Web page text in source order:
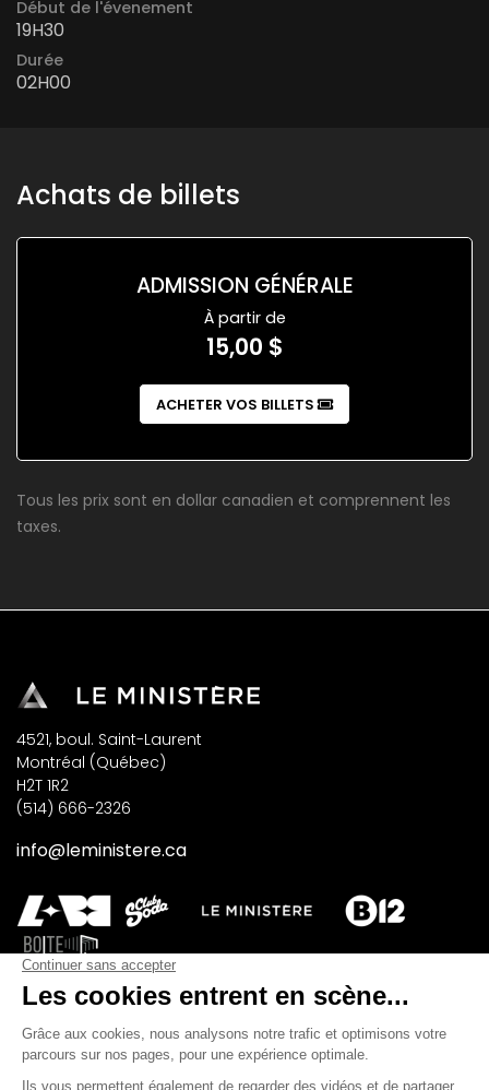
Début de l'évenement
19H30
Durée
02H00
Achats de billets
ADMISSION GÉNÉRALE
À partir de
15,00 $
ACHETER VOS BILLETS
Tous les prix sont en dollar canadien et comprennent les
taxes.
4521, boul. Saint-Laurent
Montréal (Québec)
H2T 1R2
(514) 666-2326
info@leministere.ca
INSCRIVEZ-VOUS À NOTRE INFOLETTRE